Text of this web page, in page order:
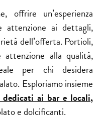
offrire un’esperienza
attenzione ai dettagli,
dell’offerta. Portioli,
alla qualità,
per chi desidera
Esploriamo insieme
ai bar e locali,
e dolcificanti.